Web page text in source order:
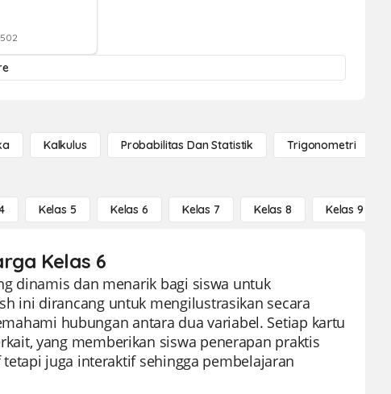
502
Kalkulus Probabilitas Dan Statistik Trigonometri
Kelas 5 Kelas 6 Kelas 7 Kelas 8 Kelas 9
Kelas 6
dinamis dan menarik bagi siswa untuk
ini dirancang untuk mengilustrasikan secara
hubungan antara dua variabel. Setiap kartu
yang memberikan siswa penerapan praktis
juga interaktif sehingga pembelajaran